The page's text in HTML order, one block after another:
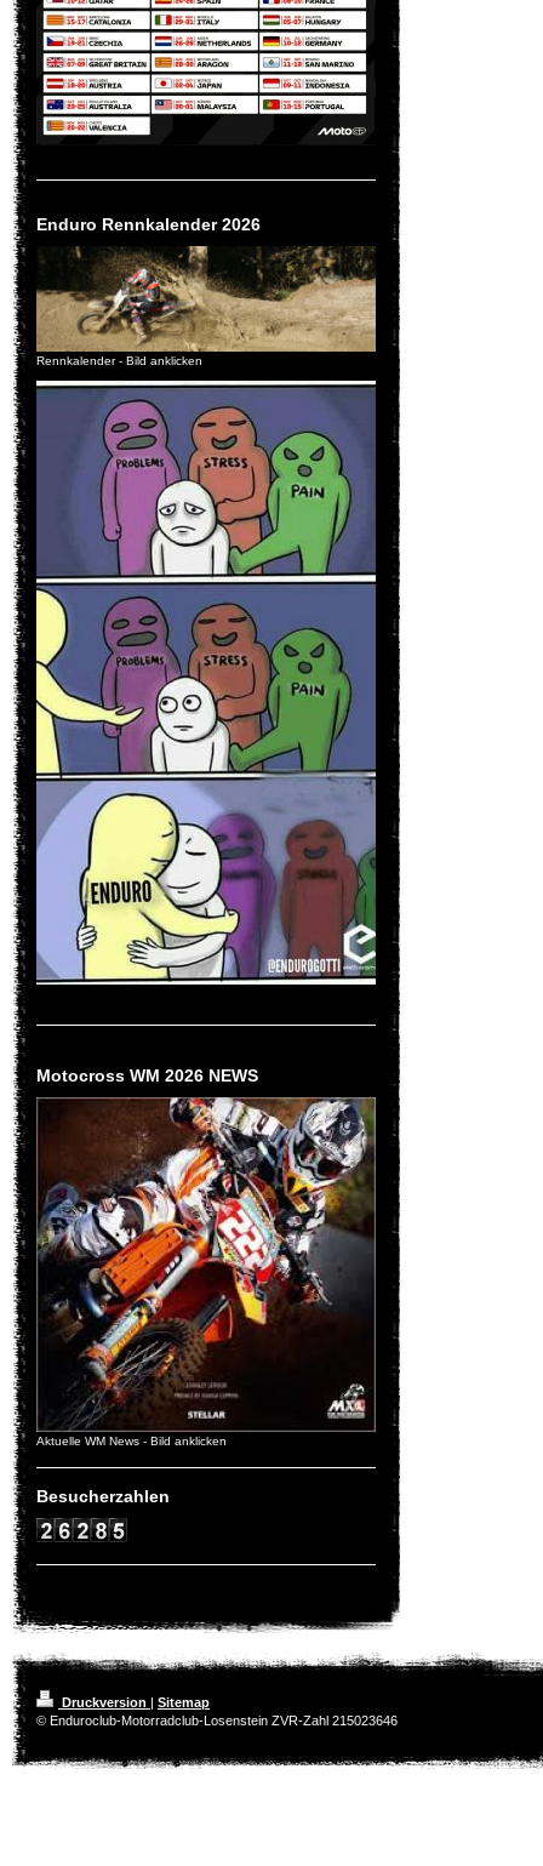
Enduro Rennkalender 2026
Rennkalender - Bild anklicken
Motocross WM 2026 NEWS
Aktuelle WM News - Bild anklicken
Besucherzahlen
Druckversion | Sitemap
© Enduroclub-Motorradclub-Losenstein ZVR-Zahl 215023646